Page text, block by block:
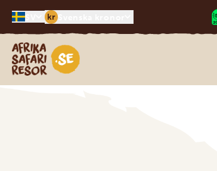
kr
Safari-resor i Afrika